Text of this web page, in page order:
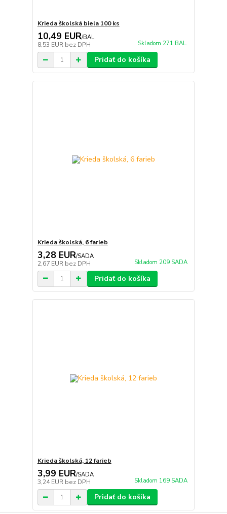
Krieda školská biela 100 ks
10,49 EUR/BAL.
8,53 EUR bez DPH Skladom 271 BAL.
Pridať do košíka
Krieda školská, 6 farieb
3,28 EUR/SADA
2,67 EUR bez DPH Skladom 209 SADA
Pridať do košíka
Krieda školská, 12 farieb
3,99 EUR/SADA
3,24 EUR bez DPH Skladom 169 SADA
Pridať do košíka